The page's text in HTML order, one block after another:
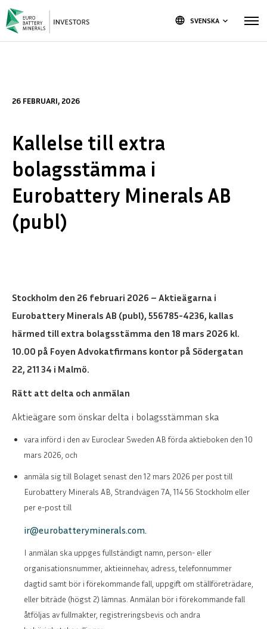
language SVENSKA keyboard_arrow_down
26 FEBRUARI, 2026
Kallelse till extra
bolagsstämma i
Eurobattery Minerals AB
(publ)
Stockholm den 26 februari 2026 – Aktieägarna i
Eurobattery Minerals AB (publ), 556785-4236, kallas
härmed till extra bolagsstämma den 18 mars 2026 kl.
10.00 på Foyen Advokatfirmans kontor på Södergatan
22, 211 34 i Malmö.
Rätt att delta och anmälan
Aktieägare som önskar delta i bolagsstämman ska
vara införd i den av Euroclear Sweden AB förda aktieboken den 10
mars 2026, och
anmäla sig till Bolaget senast den 12 mars 2026 per post till
Eurobattery Minerals AB, Strandvägen 7A, 114 56 Stockholm eller
per e-post till
ir@eurobatteryminerals.com.
I anmälan ska uppges fullständigt namn, person- eller
organisationsnummer, aktieinnehav, adress, telefonnummer
dagtid samt bör i förekommande fall, uppgift om ställföreträdare,
eller biträde (högst 2) lämnas. Anmälan bör i förekommande fall
åtföljas av fullmakter, registreringsbevis och andra